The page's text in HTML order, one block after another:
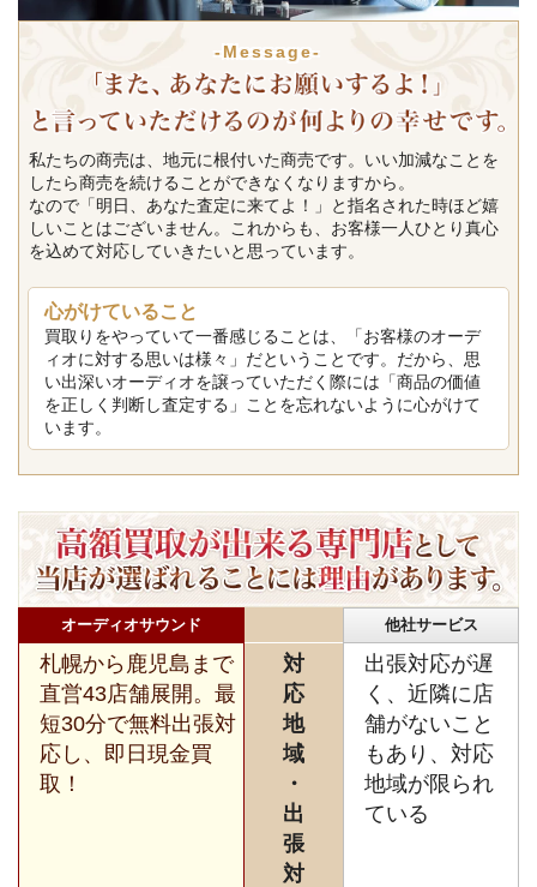
-Message-
私たちの商売は、地元に根付いた商売です。いい加減なことを
したら商売を続けることができなくなりますから。
なので「明日、あなた査定に来てよ！」と指名された時ほど嬉
しいことはございません。これからも、お客様一人ひとり真心
を込めて対応していきたいと思っています。
心がけていること
買取りをやっていて一番感じることは、「お客様のオーデ
ィオに対する思いは様々」だということです。だから、思
い出深いオーディオを譲っていただく際には「商品の価値
を正しく判断し査定する」ことを忘れないように心がけて
います。
オーディオサウンド 他社サービス
札幌から鹿児島まで
直営43店舗展開。最
短30分で無料出張対
応し、即日現金買
取！
対
応
地
域
・
出
張
対
出張対応が遅
く、近隣に店
舗がないこと
もあり、対応
地域が限られ
ている